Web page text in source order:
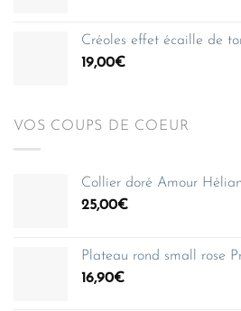
Créoles effet écaille de
19,00€
VOS COUPS DE COEUR
Collier doré Amour
25,00€
Plateau rond small rose
16,90€